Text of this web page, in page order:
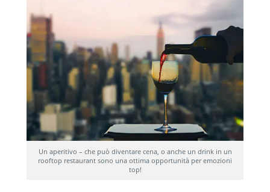
Un aperitivo – che può diventare cena, o anche un drink in un
rooftop restaurant sono una ottima opportunità per emozioni
top!